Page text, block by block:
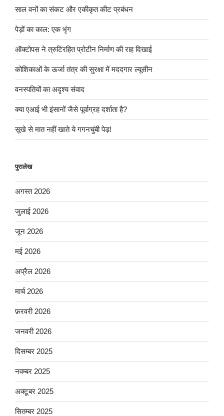
साल वनों का संकट और एकीकृत कीट प्रबंधन
पेड़ों का काल: एक भृंग
ऑक्टोपस ने त्रुटिरहित प्रोटीन निर्माण की राह दिखाई
कोशिकाओं के ऊर्जा तंत्र की सुरक्षा में मददगार ल्यूसीन
वनस्पतियों का अदृश्य संवाद
क्या एआई भी इंसानों जैसे पूर्वाग्रह दर्शाता है?
सूखे से मात नहीं खाते ये गगनचुंबी पेड़!
पुरालेख
अगस्त 2026
जुलाई 2026
जून 2026
मई 2026
अप्रैल 2026
मार्च 2026
फ़रवरी 2026
जनवरी 2026
दिसम्बर 2025
नवम्बर 2025
अक्टूबर 2025
सितम्बर 2025